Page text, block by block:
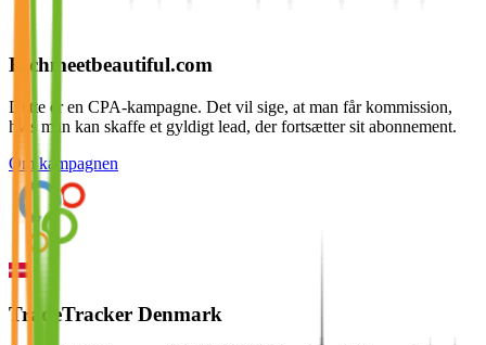
Richmeetbeautiful.com
Dette er en CPA-kampagne. Det vil sige, at man får kommission,
hvis man kan skaffe et gyldigt lead, der fortsætter sit abonnement.
Om kampagnen
TradeTracker Denmark